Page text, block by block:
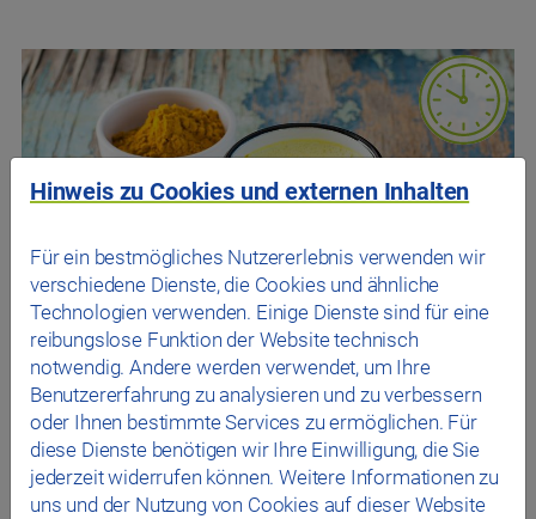
10:00 Uhr
Guten Morgen-Aufguss
Hinweis zu Cookies und externen Inhalten
Für ein bestmögliches Nutzererlebnis verwenden wir
verschiedene Dienste, die Cookies und ähnliche
Technologien verwenden. Einige Dienste sind für eine
reibungslose Funktion der Website technisch
notwendig. Andere werden verwendet, um Ihre
Benutzererfahrung zu analysieren und zu verbessern
oder Ihnen bestimmte Services zu ermöglichen. Für
diese Dienste benötigen wir Ihre Einwilligung, die Sie
jederzeit widerrufen können. Weitere Informationen zu
uns und der Nutzung von Cookies auf dieser Website